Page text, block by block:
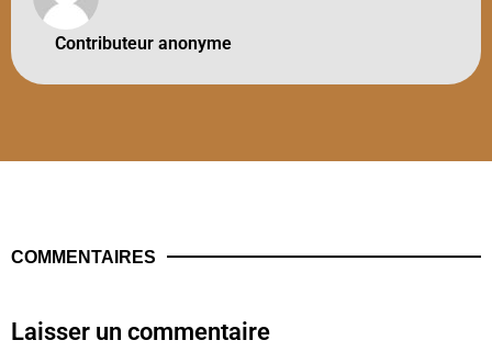
Contributeur anonyme
COMMENTAIRES
Laisser un commentaire